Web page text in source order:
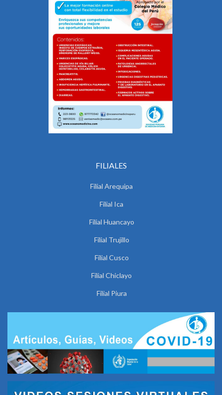
FILIALES
Filial Arequipa
Filial Ica
Filial Huancayo
Filial Trujillo
Filial Cusco
Filial Chiclayo
Filial Piura